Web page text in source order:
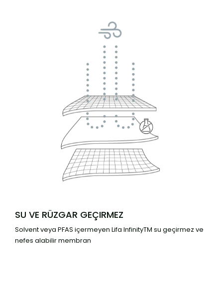
SU VE RÜZGAR GEÇIRMEZ
Solvent veya PFAS içermeyen Lifa InfinityTM su geçirmez ve
nefes alabilir membran